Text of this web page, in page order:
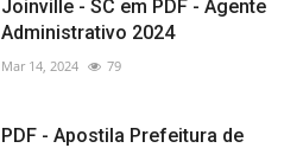
Joinville - SC em PDF - Agente
Administrativo 2024
Mar 14, 2024 79
PDF - Apostila Prefeitura de